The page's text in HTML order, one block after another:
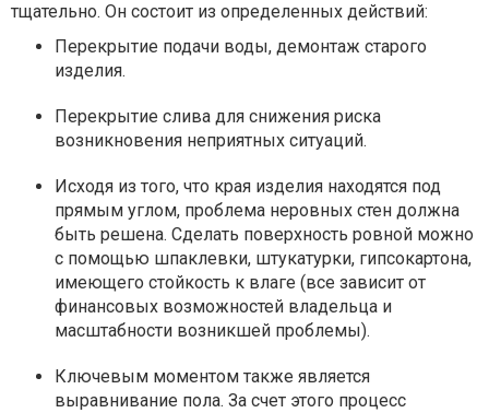
тщательно. Он состоит из определенных действий:
Перекрытие подачи воды, демонтаж старого
изделия.
Перекрытие слива для снижения риска
возникновения неприятных ситуаций.
Исходя из того, что края изделия находятся под
прямым углом, проблема неровных стен должна
быть решена. Сделать поверхность ровной можно
с помощью шпаклевки, штукатурки, гипсокартона,
имеющего стойкость к влаге (все зависит от
финансовых возможностей владельца и
масштабности возникшей проблемы).
Ключевым моментом также является
выравнивание пола. За счет этого процесс